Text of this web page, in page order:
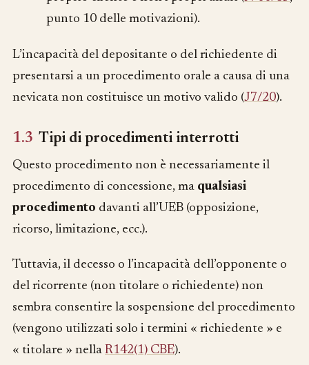
punto 10 delle motivazioni).
L’incapacità del depositante o del richiedente di
presentarsi a un procedimento orale a causa di una
nevicata non costituisce un motivo valido (J7/20).
1.3 Tipi di procedimenti interrotti
Questo procedimento non è necessariamente il
procedimento di concessione, ma qualsiasi
procedimento davanti all’UEB (opposizione,
ricorso, limitazione, ecc.).
Tuttavia, il decesso o l’incapacità dell’opponente o
del ricorrente (non titolare o richiedente) non
sembra consentire la sospensione del procedimento
(vengono utilizzati solo i termini « richiedente » e
« titolare » nella R142(1) CBE).